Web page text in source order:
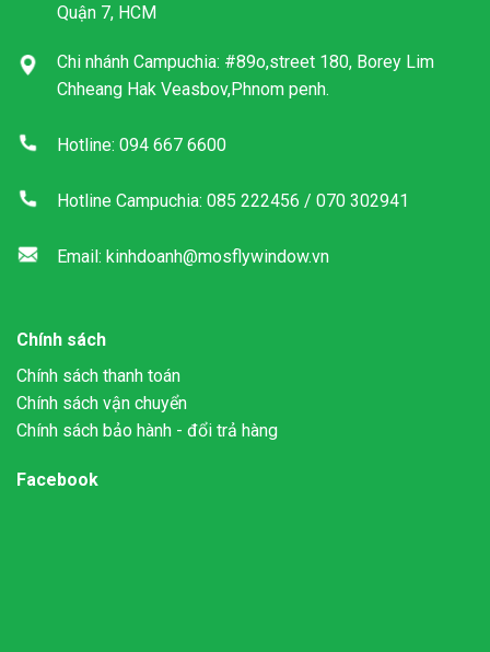
Quận 7, HCM
Chi nhánh Campuchia: #89o,street 180, Borey Lim
Chheang Hak Veasbov,Phnom penh.
Hotline: 094 667 6600
Hotline Campuchia: 085 222456 / 070 302941
Email: kinhdoanh@mosflywindow.vn
Chính sách
Chính sách thanh toán
Chính sách vận chuyển
Chính sách bảo hành - đổi trả hàng
Facebook